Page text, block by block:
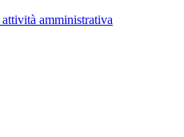
amministrativa